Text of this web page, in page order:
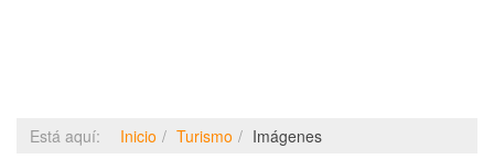
Está aquí: Inicio Turismo Imágenes